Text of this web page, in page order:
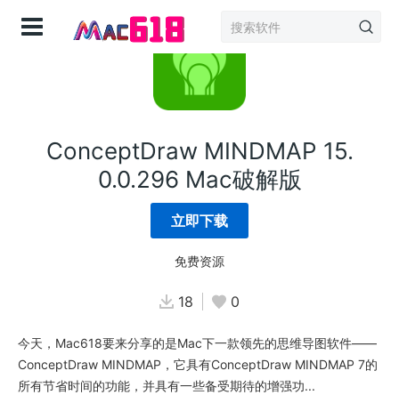
ConceptDraw MINDMAP 15.
0.0.296 Mac破解版
立即下载
免费资源
18 0
今天，Mac618要来分享的是Mac下一款领先的思维导图软件——
ConceptDraw MINDMAP，它具有ConceptDraw MINDMAP 7的
所有节省时间的功能，并具有一些备受期待的增强功...